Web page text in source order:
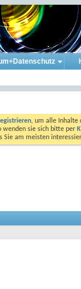
, um alle Inhalte
wenden sie sich bitte per
Sie am meisten